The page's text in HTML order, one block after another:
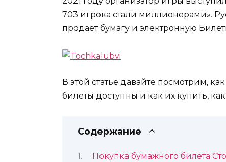
703 игрока стали миллионерами».
продает бумагу и электронную
В этой статье давайте посмотрим,
билеты доступны и как их купить,
Содержание
Покупка бумажного билета